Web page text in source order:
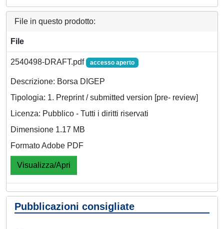
File in questo prodotto:
File
2540498-DRAFT.pdf accesso aperto
Descrizione: Borsa DIGEP
Tipologia: 1. Preprint / submitted version [pre- review]
Licenza: Pubblico - Tutti i diritti riservati
Dimensione 1.17 MB
Formato Adobe PDF
Visualizza/Apri
Pubblicazioni consigliate